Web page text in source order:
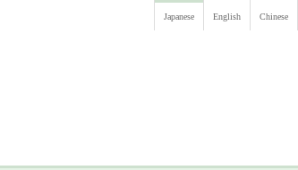
Japanese English Chinese